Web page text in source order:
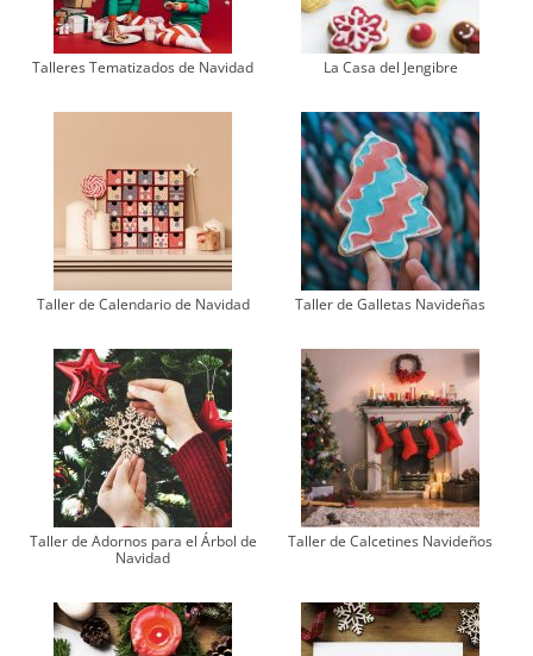
Talleres Tematizados de Navidad La Casa del Jengibre
Taller de Calendario de Navidad Taller de Galletas Navideñas
Taller de Adornos para el Árbol de
Navidad
Taller de Calcetines Navideños